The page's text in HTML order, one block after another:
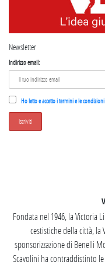
Newsletter
Indirizzo email:
Ho letto e accetto i termini e le condizioni
Fondata nel 1946, la Victoria
cestistiche della città, la
sponsorizzazione di Benelli
Scavolini ha contraddistinto